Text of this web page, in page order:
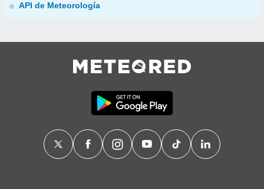
API de Meteorología